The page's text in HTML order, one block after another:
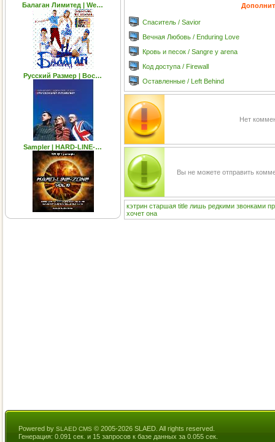
Балаган Лимитед | We…
Русский Размер | Вос…
Sampler | HARD-LINE-…
Спаситель / Savior
Вечная Любовь / Enduring Love
Кровь и песок / Sangre y arena
Код доступа / Firewall
Оставленные / Left Behind
Нет
Вы не можете отправить
кэтрин старшая title лишь редкими звонками
хочет она
Powered by SLAED CMS © 2005-2026 SLAED. All rights reserved.
Генерация: 0.091 сек. и 15 запросов к базе данных за 0.055 сек.